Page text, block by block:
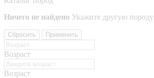
Ничего не найдено Укажите другую породу
Сбросить Применить
Возраст
Возраст